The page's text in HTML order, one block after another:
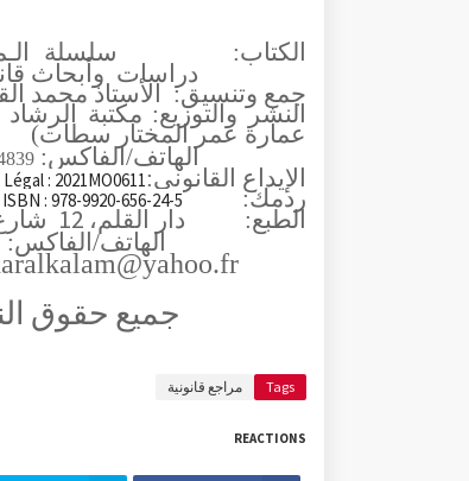
الكتاب: سلسلة
دراسات وأبحاث
جمع وتنسيق: الأستاذ محمد
النشر والتوزيع: مكتبة
عمارة عمر المختار سطات)
الهاتف/الفاكس:
الإيداع القانوني:: 2021MO0611
ردمك: ISBN : 978-9920-656-24-5
الطبع: دار القلم، 12
الهاتف/الفاكس:
جميع حقوق
Tags مراجع قانونية
REACTIONS